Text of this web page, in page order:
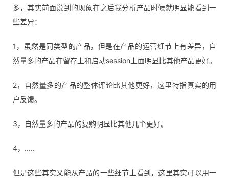
多，其实前面说到的现象在之后我分析产品时候就明显能看到一
些差异：
1，虽然是同类型的产品，但是在产品的运营细节上有差异，自
然量多的产品在留存上和启动session上面明显比其他产品更好。
2，自然量多的产品的整体评论比其他更好，这里特指真实的用
户反馈。
3，自然量多的产品的复购明显比其他几个更好。
4，.....
但是这些其实又能从产品的一些细节上看到，这里其实可以用一